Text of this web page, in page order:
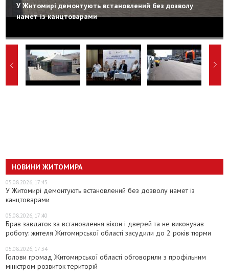
У Житомирі демонтують встановлений без дозволу
намет із канцтоварами
НОВИНИ ЖИТОМИРА
05.08.2026, 17:43
У Житомирі демонтують встановлений без дозволу намет із
канцтоварами
05.08.2026, 17:40
Брав завдаток за встановлення вікон і дверей та не виконував
роботу: жителя Житомирської області засудили до 2 років тюрми
05.08.2026, 17:34
Голови громад Житомирської області обговорили з профільним
міністром розвиток територій